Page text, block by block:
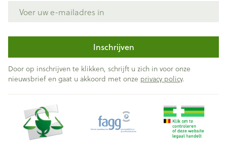
Inschrijven
Door op inschrijven te klikken, schrijft u zich in voor onze
nieuwsbrief en gaat u akkoord met onze privacy policy.